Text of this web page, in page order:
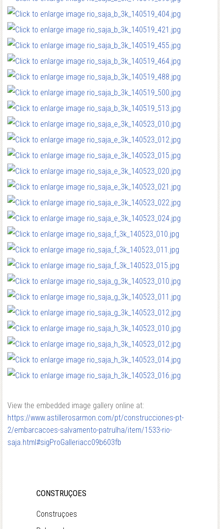
View the embedded image gallery online at:
https://www.astillerosarmon.com/pt/construcciones-pt-
2/embarcacoes-salvamento-patrulha/item/1533-rio-
saja.html#sigProGalleriacc09b603fb
CONSTRUÇOES
Construçoes